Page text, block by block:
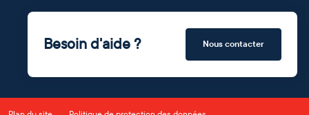
Besoin d'aide ? Nous contacter